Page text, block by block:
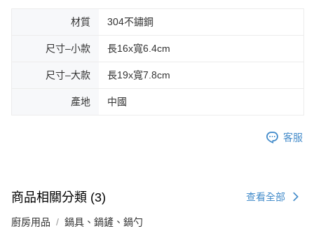
材質 304不鏽鋼
尺寸–小款 長16x寬6.4cm
尺寸–大款 長19x寬7.8cm
產地 中國
客服
商品相關分類 (3) 查看全部
廚房用品 鍋具、鍋鏟、鍋勺